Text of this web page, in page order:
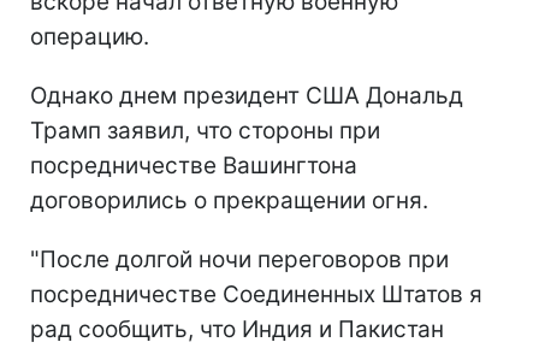
операцию.
Однако днем президент США Дональд
Трамп заявил, что стороны при
посредничестве Вашингтона
договорились о прекращении огня.
"После долгой ночи переговоров при
посредничестве Соединенных Штатов я
рад сообщить, что Индия и Пакистан